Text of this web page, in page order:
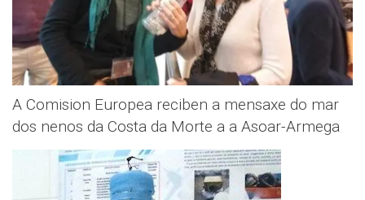
A Comision Europea reciben a mensaxe do mar
dos nenos da Costa da Morte a a Asoar-Armega